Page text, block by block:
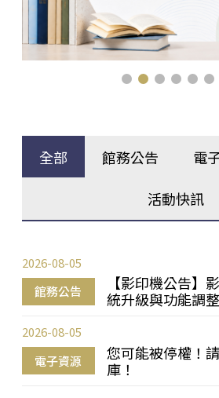
全部 館務公告 電
活動快訊
館務公告
【影印機公告】
統升級與功能調
2026-08-05
電子資源
您可能被停權！
庫！
2026-08-05